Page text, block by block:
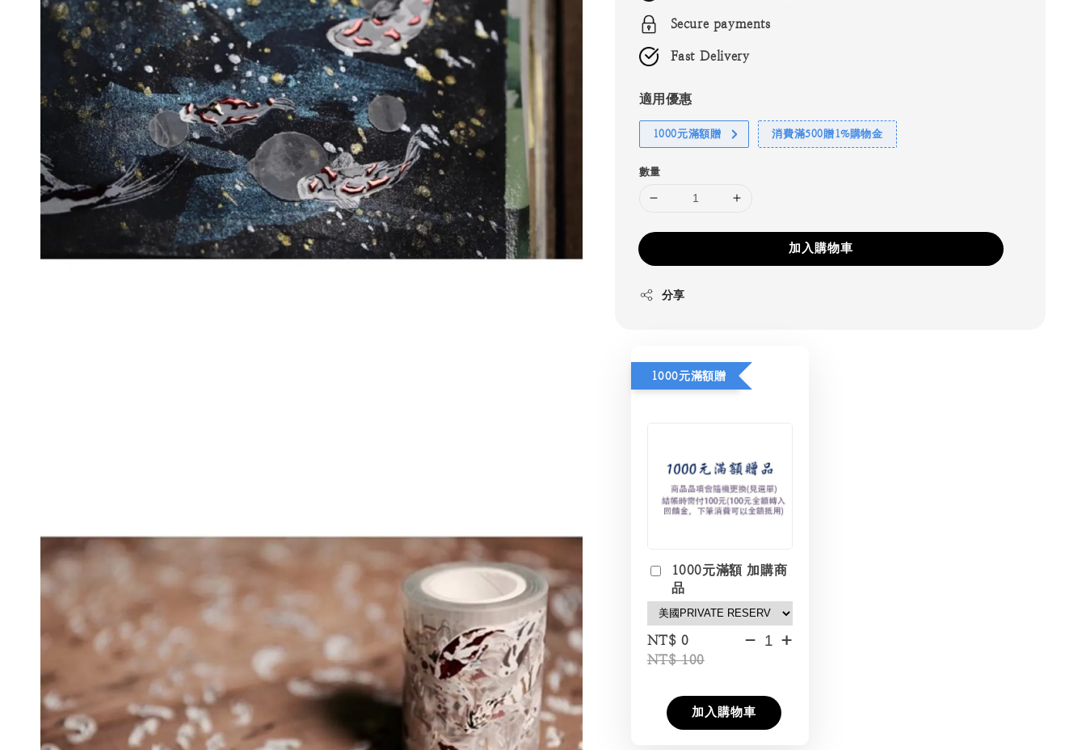
Secure payments
Fast Delivery
適用優惠
1000元滿額贈 消費滿500贈1%購物金
數量
加入購物車
分享
1000元滿額贈
1000元滿額 加購商
品
NT$ 0
NT$ 100
- +
加入購物車